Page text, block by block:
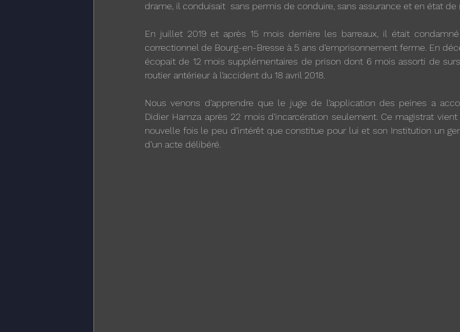
drame, il conduisait  sans permis de conduire, sans assurance et en état de
En juillet 2019 et après 15 mois derrière les barreaux, il était
correctionnel de Bourg-en-Bresse à 5 ans d’emprisonnement ferme. En
écopait de 12 mois supplémentaires de prison dont 6 mois assorti de
routier antérieur à l’accident du 18 avril 2018.
Nous venons d’apprendre que le juge de l’application des peines a
Didier Hamza après 22 mois d’incarcération seulement. Ce magistrat
nouvelle fois le peu d’intérêt que constitue pour lui et son Institution un
d’un acte délibéré.